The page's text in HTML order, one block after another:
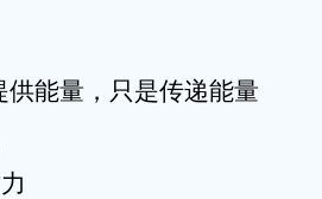
能量，只是传递能量